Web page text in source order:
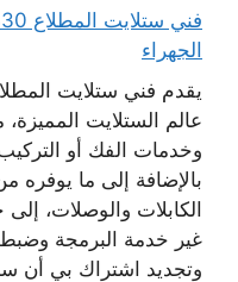
الجهراء
يقدم فني ستلايت
عالم الستلايت
وخدمات الفك أو
بالإضافة إلى ما يوفره
الكابلات والوصلات،
غير خدمة البرمجة وضبط
وتجديد اشتراك بي أن